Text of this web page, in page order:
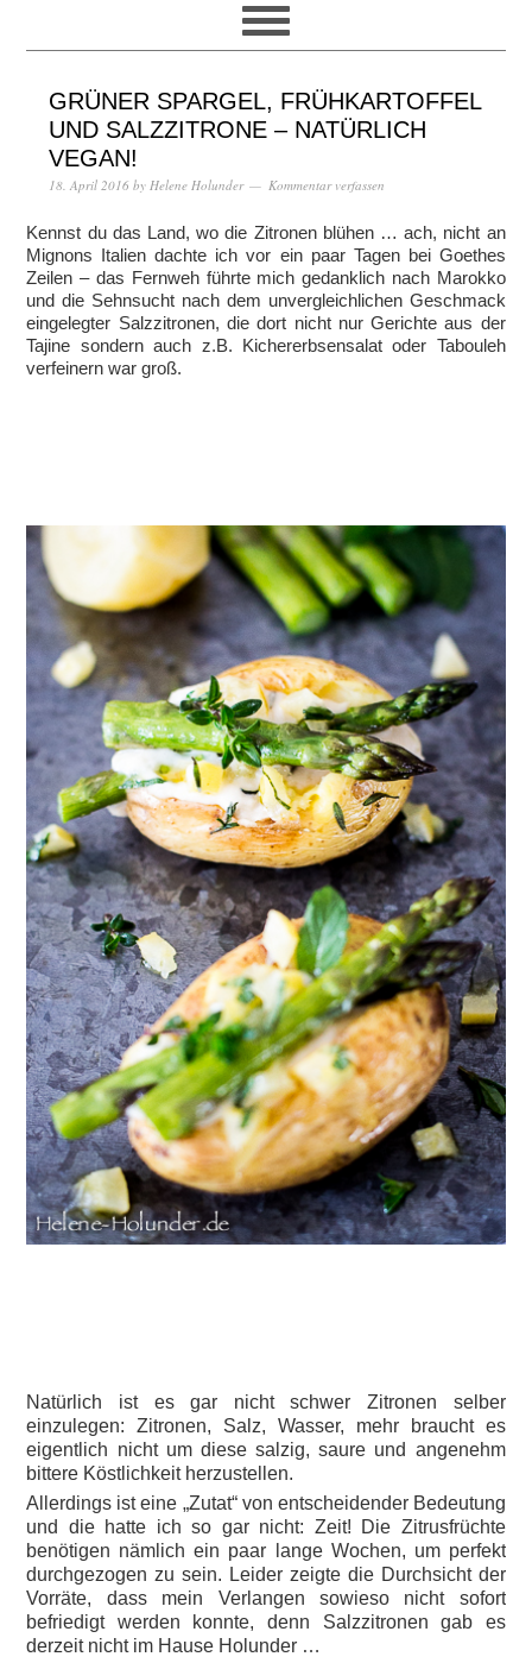
GRÜNER SPARGEL, FRÜHKARTOFFEL
UND SALZZITRONE – NATÜRLICH
VEGAN!
18. April 2016 by Helene Holunder Kommentar verfassen
Kennst du das Land, wo die Zitronen blühen … ach, nicht an
Mignons Italien dachte ich vor ein paar Tagen bei Goethes
Zeilen – das Fernweh führte mich gedanklich nach Marokko
und die Sehnsucht nach dem unvergleichlichen Geschmack
eingelegter Salzzitronen, die dort nicht nur Gerichte aus der
Tajine sondern auch z.B. Kichererbsensalat oder Tabouleh
verfeinern war groß.
Natürlich ist es gar nicht schwer Zitronen selber
einzulegen: Zitronen, Salz, Wasser, mehr braucht es
eigentlich nicht um diese salzig, saure und angenehm
bittere Köstlichkeit herzustellen.
Allerdings ist eine „Zutat“ von entscheidender Bedeutung
und die hatte ich so gar nicht: Zeit! Die Zitrusfrüchte
benötigen nämlich ein paar lange Wochen, um perfekt
durchgezogen zu sein. Leider zeigte die Durchsicht der
Vorräte, dass mein Verlangen sowieso nicht sofort
befriedigt werden konnte, denn Salzzitronen gab es
derzeit nicht im Hause Holunder …